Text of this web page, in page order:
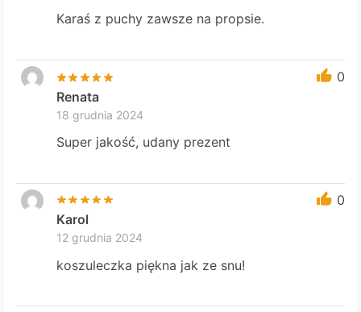
Karaś z puchy zawsze na propsie.
0
Renata
18 grudnia 2024
Super jakość, udany prezent
0
Karol
12 grudnia 2024
koszuleczka piękna jak ze snu!